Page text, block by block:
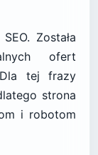
Została
ofert
tej frazy
strona
i robotom